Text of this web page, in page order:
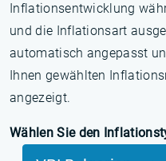
Inflationsentwicklung
und die Inflationsart
automatisch angepasst
Ihnen gewählten
angezeigt.
Wählen Sie den